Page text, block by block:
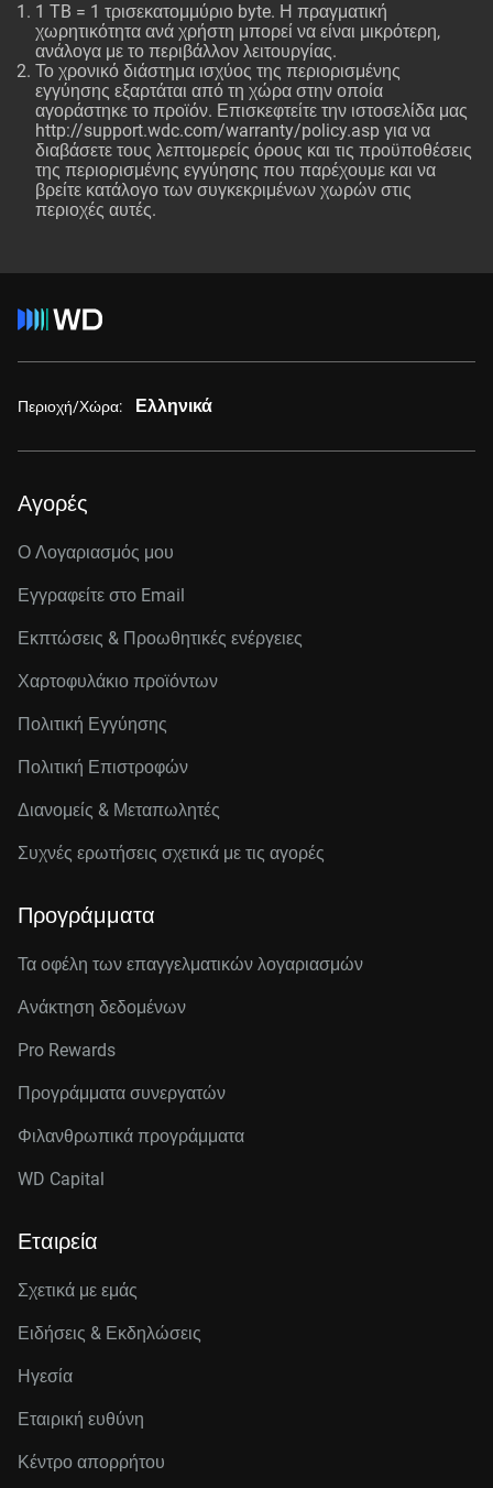
1 TB = 1 τρισεκατομμύριο byte. Η πραγματική
χωρητικότητα ανά χρήστη μπορεί να είναι μικρότερη,
ανάλογα με το περιβάλλον λειτουργίας.
Το χρονικό διάστημα ισχύος της περιορισμένης
εγγύησης εξαρτάται από τη χώρα στην οποία
αγοράστηκε το προϊόν. Επισκεφτείτε την ιστοσελίδα μας
http://support.wdc.com/warranty/policy.asp για να
διαβάσετε τους λεπτομερείς όρους και τις προϋποθέσεις
της περιορισμένης εγγύησης που παρέχουμε και να
βρείτε κατάλογο των συγκεκριμένων χωρών στις
περιοχές αυτές.
Περιοχή/Χώρα: Ελληνικά
Αγορές
Ο Λογαριασμός μου
Εγγραφείτε στo Email
Εκπτώσεις & Προωθητικές ενέργειες
Χαρτοφυλάκιο προϊόντων
Πολιτική Εγγύησης
Πολιτική Επιστροφών
Διανομείς & Μεταπωλητές
Συχνές ερωτήσεις σχετικά με τις αγορές
Προγράμματα
Τα οφέλη των επαγγελματικών λογαριασμών
Ανάκτηση δεδομένων
Pro Rewards
Προγράμματα συνεργατών
Φιλανθρωπικά προγράμματα
WD Capital
Εταιρεία
Σχετικά με εμάς
Ειδήσεις & Εκδηλώσεις
Ηγεσία
Εταιρική ευθύνη
Κέντρο απορρήτου